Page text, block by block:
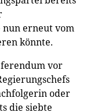
nun erneut vom
könnte.
vor
oder
die siebte